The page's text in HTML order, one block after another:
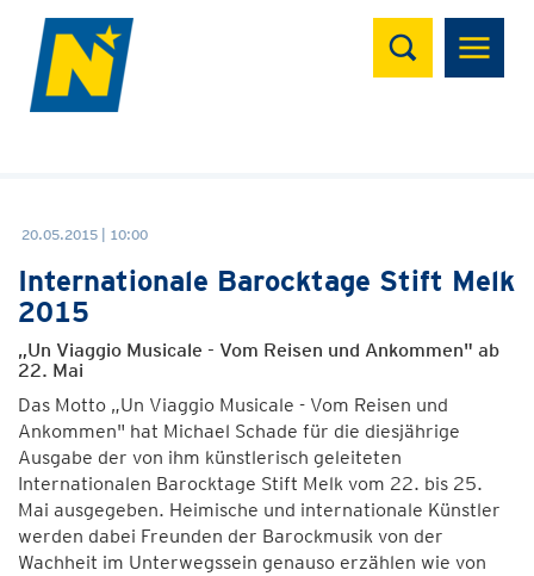
Suchen
20.05.2015 | 10:00
Internationale Barocktage Stift Melk
2015
„Un Viaggio Musicale - Vom Reisen und Ankommen" ab
22. Mai
Das Motto „Un Viaggio Musicale - Vom Reisen und
Ankommen" hat Michael Schade für die diesjährige
Ausgabe der von ihm künstlerisch geleiteten
Internationalen Barocktage Stift Melk vom 22. bis 25.
Mai ausgegeben. Heimische und internationale Künstler
werden dabei Freunden der Barockmusik von der
Wachheit im Unterwegssein genauso erzählen wie von